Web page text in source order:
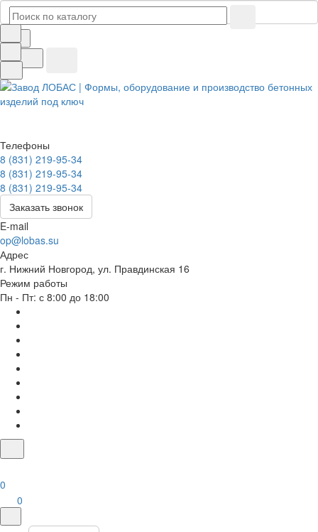
Телефоны
8 (831) 219-95-34
8 (831) 219-95-34
8 (831) 219-95-34
Заказать звонок
E-mail
op@lobas.su
Адрес
г. Нижний Новгород, ул. Правдинская 16
Режим работы
Пн - Пт: с 8:00 до 18:00
0
0